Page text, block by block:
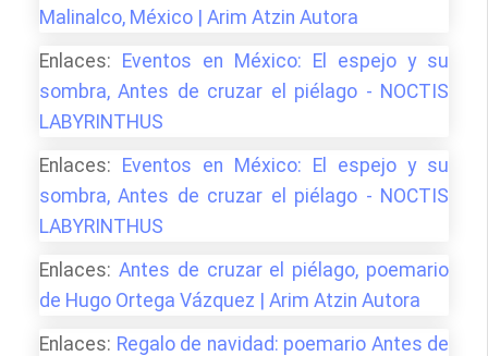
Malinalco, México | Arim Atzin Autora
Enlaces: Eventos en México: El espejo y su
sombra, Antes de cruzar el piélago - NOCTIS
LABYRINTHUS
Enlaces: Eventos en México: El espejo y su
sombra, Antes de cruzar el piélago - NOCTIS
LABYRINTHUS
Enlaces: Antes de cruzar el piélago, poemario
de Hugo Ortega Vázquez | Arim Atzin Autora
Enlaces: Regalo de navidad: poemario Antes de